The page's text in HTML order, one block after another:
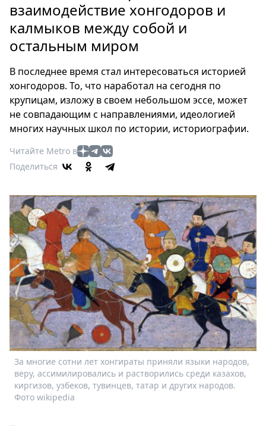
Россия
Мир
Здоровье
Еда
Туризм
Мода
Театр
Кино
Афиша
Книги
Пресс-
релизы
О
Metro
Стримы
Спецпроекты
Звезды
Выборы
2026
Скачай
Metro
взаимодействие хонгодоров и
калмыков между собой и
остальным миром
В последнее время стал интересоваться историей
хонгодоров. То, что наработал на сегодня по
крупицам, изложу в своем небольшом эссе, может
не совпадающим с направлениями, идеологией
многих научных школ по истории, историографии.
Читайте Metro в
Поделиться
За многие сотни лет хонгираты приняли языки народов,
веру, ассимилировались и растворились среди казахов,
киргизов, узбеков, тувинцев, татар и других народов.
Фото wikipedia